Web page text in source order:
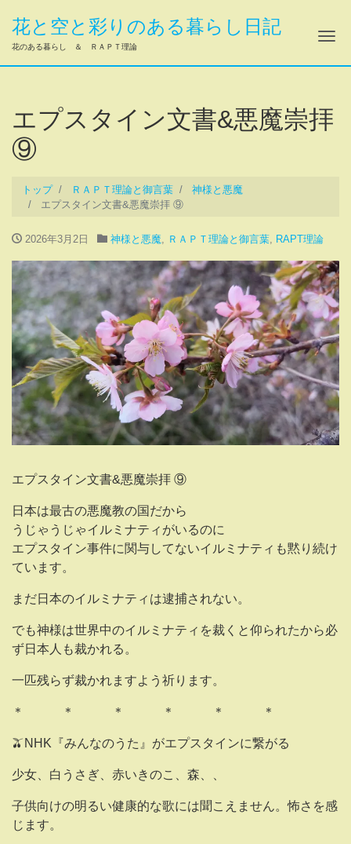
花と空と彩りのある暮らし日記
花のある暮らし ＆ ＲＡＰＴ理論 ナ
エプスタイン文書&悪魔崇拝
⑨
トップ ＲＡＰＴ理論と御言葉
神様と悪魔
エプスタイン文書&悪魔崇拝 ⑨
2026年3月2日 神様と悪魔, ＲＡＰＴ理論と御言葉, RAPT理論
エプスタイン文書&悪魔崇拝 ⑨
日本は最古の悪魔教の国だから
うじゃうじゃイルミナティがいるのに
エプスタイン事件に関与してないイルミナティも黙り続け
ています。
まだ日本のイルミナティは逮捕されない。
でも神様は世界中のイルミナティを裁くと仰られたから必
ず日本人も裁かれる。
一匹残らず裁かれますよう祈ります。
＊ ＊ ＊ ＊ ＊ ＊
🫒NHK『みんなのうた』がエプスタインに繋がる
少女、白うさぎ、赤いきのこ、森、、
子供向けの明るい健康的な歌には聞こえません。怖さを感
じます。